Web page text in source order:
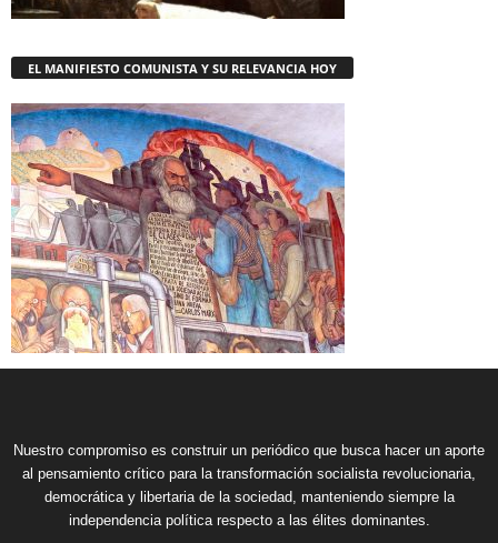
EL MANIFIESTO COMUNISTA Y SU RELEVANCIA HOY
Nuestro compromiso es construir un periódico que busca hacer un aporte
al pensamiento crítico para la transformación socialista revolucionaria,
democrática y libertaria de la sociedad, manteniendo siempre la
independencia política respecto a las élites dominantes.